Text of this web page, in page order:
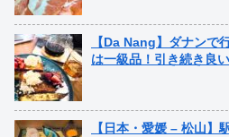
【Da Nang】ダナンで
は一級品！引き続き良
【日本・愛媛 – 松山】